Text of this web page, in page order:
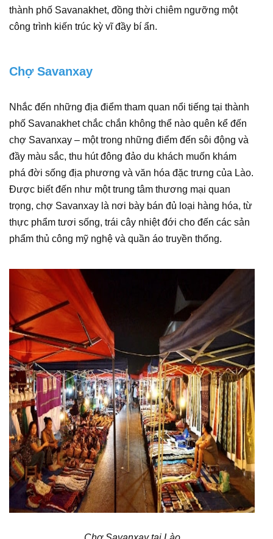
thành phố Savanakhet, đồng thời chiêm ngưỡng một
công trình kiến trúc kỳ vĩ đầy bí ẩn.
Chợ Savanxay
Nhắc đến những địa điểm tham quan nổi tiếng tại thành
phố Savanakhet chắc chắn không thể nào quên kể đến
chợ Savanxay – một trong những điểm đến sôi động và
đầy màu sắc, thu hút đông đảo du khách muốn khám
phá đời sống địa phương và văn hóa đặc trưng của Lào.
Được biết đến như một trung tâm thương mại quan
trọng, chợ Savanxay là nơi bày bán đủ loại hàng hóa, từ
thực phẩm tươi sống, trái cây nhiệt đới cho đến các sản
phẩm thủ công mỹ nghệ và quần áo truyền thống.